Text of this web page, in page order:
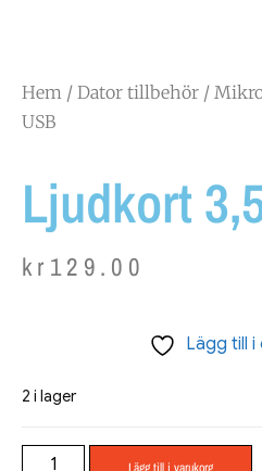
Hem / Dator tillbehör /
USB
Ljudkort
kr 129.00
Lägg till i
2 i lager